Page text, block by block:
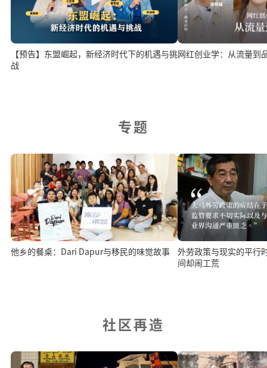
【预告】东盟崛起，新经济时代下的机遇与挑
战
网红创业学：从流量到
专题
他乡的餐桌：Dari Dapur与移民的味觉故事
外劳政策与现实的平行
间却闹工荒
社区再造